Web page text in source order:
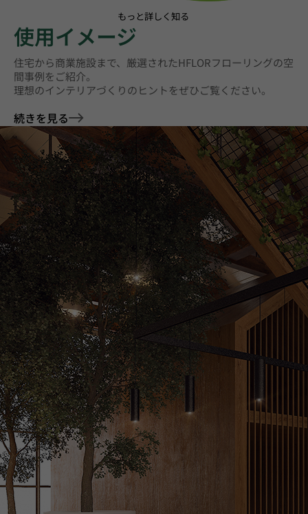
もっと詳しく知る
使用イメージ
住宅から商業施設まで、厳選されたHFLORフローリングの空
間事例をご紹介。
理想のインテリアづくりのヒントをぜひご覧ください。
続きを見る